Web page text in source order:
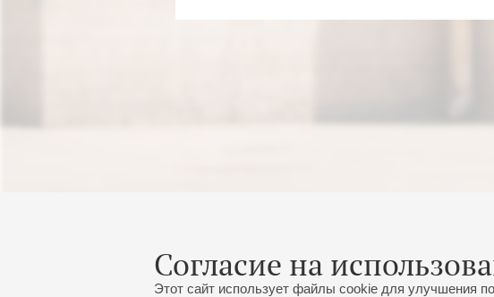
Согласие на
Этот сайт использует файлы cookie для улучшения